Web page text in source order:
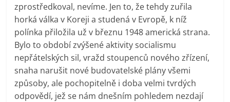
zprostředkoval, nevíme. Jen to, že tehdy zuřila
horká válka v Koreji a studená v Evropě, k níž
polínka přiložila už v březnu 1948 americká strana.
Bylo to období zvýšené aktivity socialismu
nepřátelských sil, vražd stoupenců nového zřízení,
snaha narušit nové budovatelské plány všemi
způsoby, ale pochopitelně i doba velmi tvrdých
odpovědí, jež se nám dnešním pohledem nezdají